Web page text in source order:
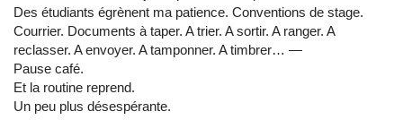
Des étudiants égrènent ma patience. Conventions de stage.
Courrier. Documents à taper. A trier. A sortir. A ranger. A
reclasser. A envoyer. A tamponner. A timbrer… ―
Pause café.
Et la routine reprend.
Un peu plus désespérante.